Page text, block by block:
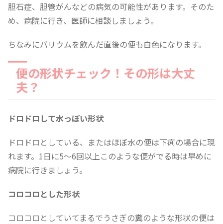
胆石症、胆管がんなどの病気の可能性があります。そのた
め、病院に行き、医師に相談しましょう。
ちなみにバリウムを飲んだ直後の便も白色になります。
便の形状チェック！その形は大丈
夫？
ドロドロして水っぽい形状
ドロドロとしている、またはほぼ水の便は下痢の場合に現
れます。1日に5〜6回以上このような便がでる時は早めに
病院に行きましょう。
コロコロとした形状
コロコロとしていてまるでうさぎの糞のような形状の便は